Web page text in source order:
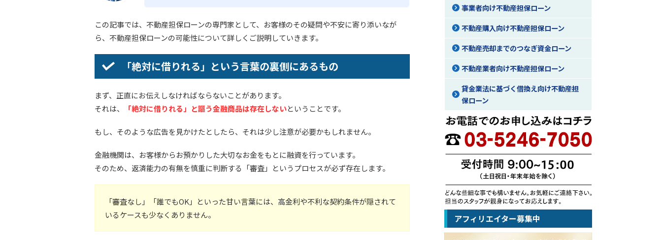
この記事では、不動産担保ローンの専門家として、お客様のその疑問や不安に寄り添いなが
ら、不動産担保ローンの可能性について詳しくご説明していきます。
「絶対に借りれる」という言葉の裏側にあるもの
まず、正直にお伝えしなければならないことがあります。
それは、
「絶対に借りれる」と謳う金融商品は存在しないということです。
もし、そのような広告を見かけたとしたら、それは少し注意が必要かもしれません。
金融機関は、お客様からお預かりした大切なお金をもとに融資を行っています。
そのため、返済能力の有無を慎重に判断する「審査」というプロセスが必ず存在します。
「審査なし」「誰でもOK」といった甘い言葉には、高金利や不利な契約条件が隠されて
いるケースも少なくありません。
事業者向け不動産担保ローン
不動産購入向け不動産担保ローン
不動産売却までのつなぎ資金ローン
不動産業者向け不動産担保ローン
貸金業法に基づく借換え向け不動産担
保ローン
アフィリエイター募集中